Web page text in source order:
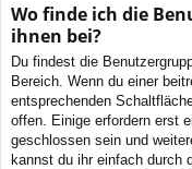
Wo finde ich die
ihnen bei?
Du findest die
Bereich. Wenn du einer
entsprechenden
offen. Einige erfordern erst
geschlossen sein und
kannst du ihr einfach durch